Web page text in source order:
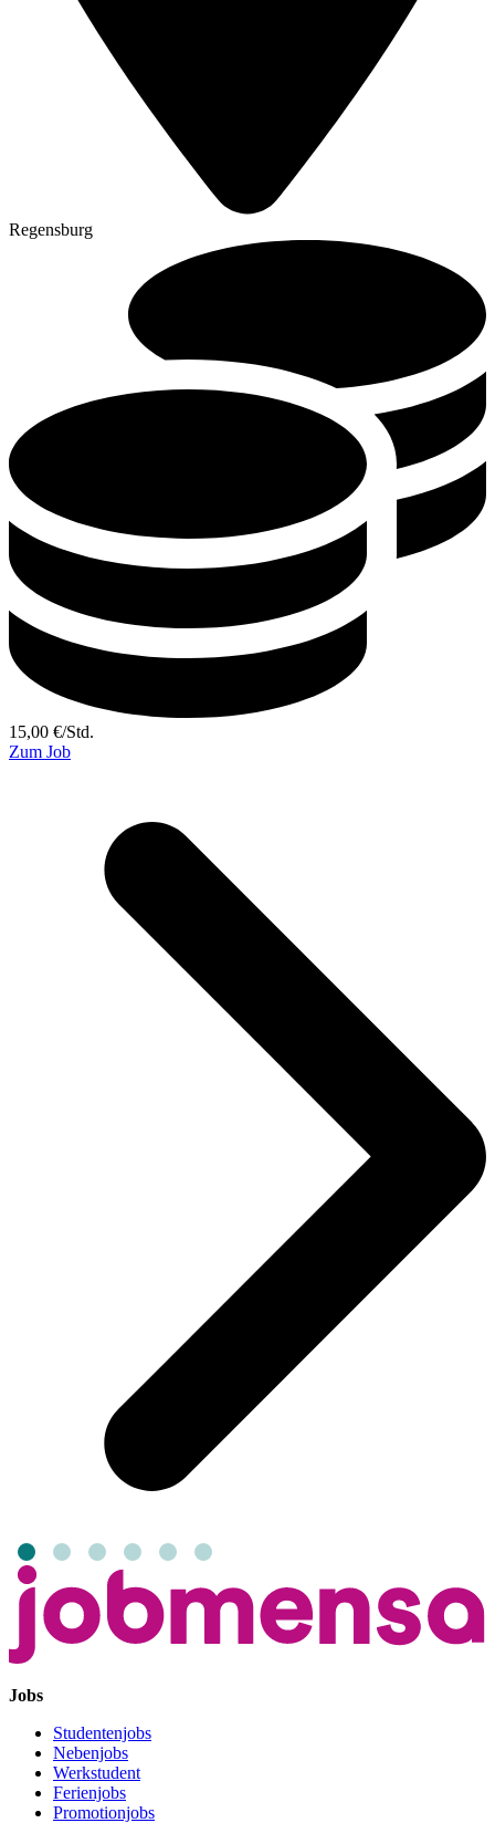
Regensburg
15,00 €/Std.
Zum Job
Jobs
Studentenjobs
Nebenjobs
Werkstudent
Ferienjobs
Promotionjobs